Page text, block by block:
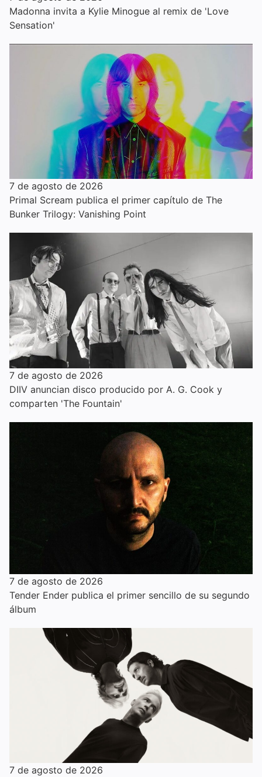
Madonna invita a Kylie Minogue al remix de 'Love
Sensation'
7 de agosto de 2026
Primal Scream publica el primer capítulo de The
Bunker Trilogy: Vanishing Point
7 de agosto de 2026
DIIV anuncian disco producido por A. G. Cook y
comparten 'The Fountain'
7 de agosto de 2026
Tender Ender publica el primer sencillo de su segundo
álbum
7 de agosto de 2026